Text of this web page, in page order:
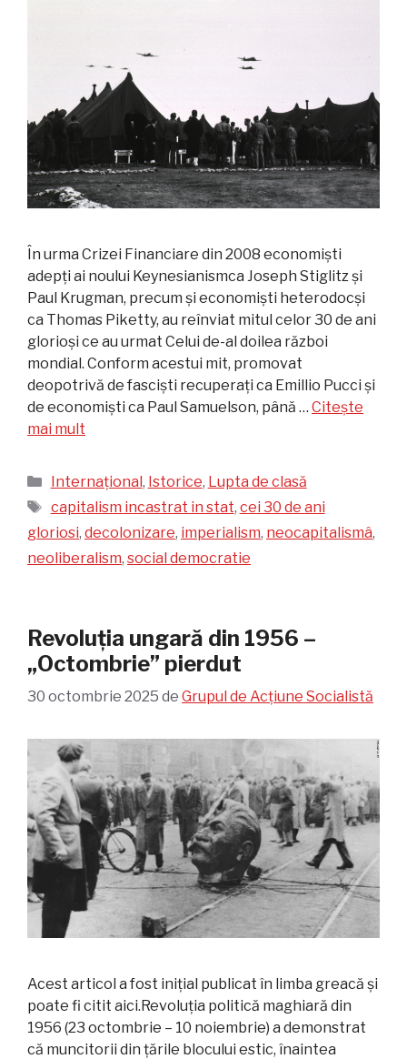
În urma Crizei Financiare din 2008 economiști
adepți ai noului Keynesianismca Joseph Stiglitz și
Paul Krugman, precum și economiști heterodocși
ca Thomas Piketty, au reînviat mitul celor 30 de ani
glorioși ce au urmat Celui de-al doilea război
mondial. Conform acestui mit, promovat
deopotrivă de fasciști recuperați ca Emillio Pucci și
de economiști ca Paul Samuelson, până … Citește
mai mult
Categorii
Internațional, Istorice, Lupta de clasă
Etichete
capitalism incastrat in stat, cei 30 de ani
gloriosi, decolonizare, imperialism, neocapitalismâ,
neoliberalism, social democratie
Revoluția ungară din 1956 –
„Octombrie” pierdut
30 octombrie 2025 de Grupul de Acțiune Socialistă
Acest articol a fost inițial publicat în limba greacă și
poate fi citit aici. Revoluția politică maghiară din
1956 (23 octombrie – 10 noiembrie) a demonstrat
că muncitorii din țările blocului estic, înaintea